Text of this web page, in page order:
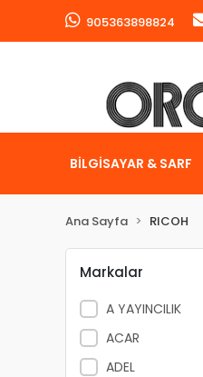
905363898824
BİLGİSAYAR & SARF
Ana Sayfa RICOH
Markalar
A YAYINCILIK
ACAR
ADEL